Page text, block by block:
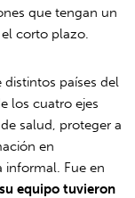
que tengan un
corto plazo.
distintos países del
los cuatro ejes
salud, proteger a
en
informal. Fue en
equipo tuvieron